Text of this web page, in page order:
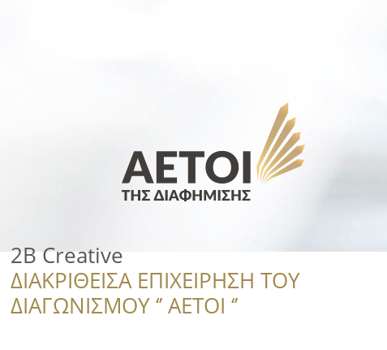
2B Creative
ΔΙΑΚΡΙΘΕΙΣΑ ΕΠΙΧΕΙΡΗΣΗ ΤΟΥ
ΔΙΑΓΩΝΙΣΜΟΥ ‘’ ΑΕΤΟΙ ‘’